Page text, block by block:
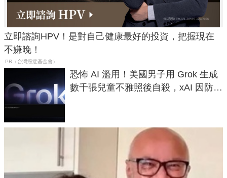
立即諮詢HPV！是對自己健康最好的投資，把握現在
不嫌晚！
PR（台灣癌症基金會）
恐怖 AI 濫用！美國男子用 Grok 生成
數千張兒童不雅照後自殺，xAI 因防護